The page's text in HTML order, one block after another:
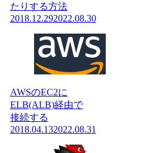
たりする方法
2018.12.292022.08.30
AWSのEC2に
ELB(ALB)経由で
接続する
2018.04.132022.08.31